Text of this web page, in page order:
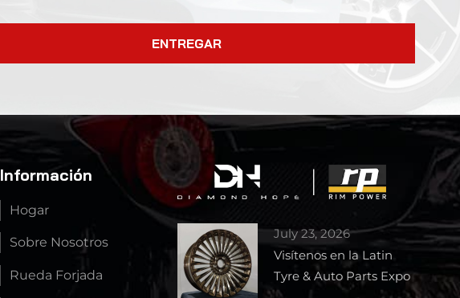
ENTREGAR
Información
Hogar
Sobre Nosotros
Rueda Forjada
July 23, 2026
Visítenos en la Latin
Tyre & Auto Parts Expo